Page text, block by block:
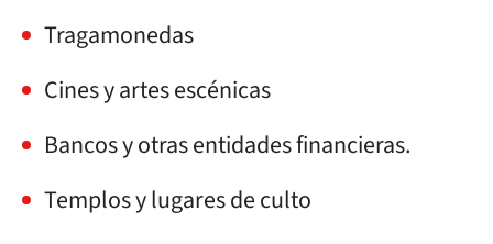
Tragamonedas
Cines y artes escénicas
Bancos y otras entidades financieras.
Templos y lugares de culto